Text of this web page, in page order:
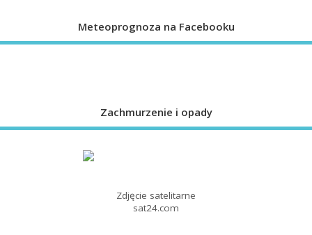
Meteoprognoza na Facebooku
Zachmurzenie i opady
Zdjęcie satelitarne
sat24.com